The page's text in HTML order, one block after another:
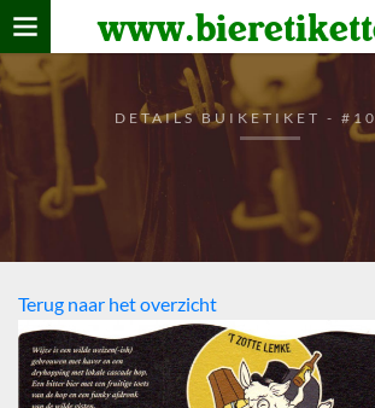
Home
verzamelen
De bierkaart
Bezoekers
DETAILS BUIKETIKET -
Terug naar het overzicht